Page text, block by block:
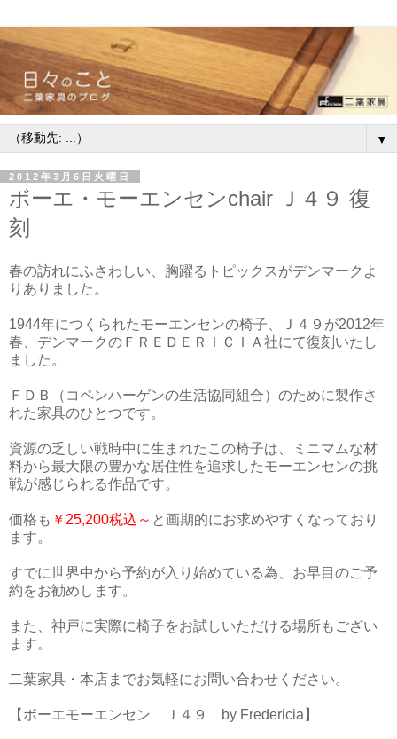
▼
2012年3月6日火曜日
ボーエ・モーエンセンchair Ｊ４９ 復
刻
春の訪れにふさわしい、胸躍るトピックスがデンマークよ
りありました。
1944年につくられたモーエンセンの椅子、Ｊ４９が2012年
春、デンマークのＦＲＥＤＥＲＩＣＩＡ社にて復刻いたし
ました。
ＦＤＢ（コペンハーゲンの生活協同組合）のために製作さ
れた家具のひとつです。
資源の乏しい戦時中に生まれたこの椅子は、ミニマムな材
料から最大限の豊かな居住性を追求したモーエンセンの挑
戦が感じられる作品です。
価格も ￥25,200税込～ と画期的にお求めやすくなっており
ます。
すでに世界中から予約が入り始めている為、お早目のご予
約をお勧めします。
また、神戸に実際に椅子をお試しいただける場所もござい
ます。
二葉家具・本店までお気軽にお問い合わせください。
【ボーエモーエンセン Ｊ４９ by Fredericia】